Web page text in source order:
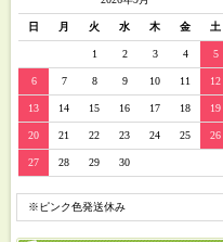
日 月 火 水 木 金 土
1 2 3 4 5
6 7 8 9 10 11 12
13 14 15 16 17 18 19
20 21 22 23 24 25 26
27 28 29 30
※ピンク色発送休み